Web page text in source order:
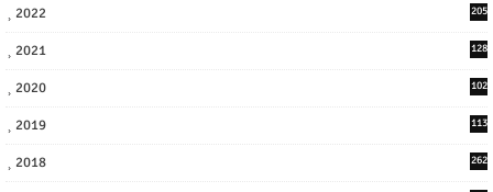
2022
205
2021
128
2020
102
2019
113
2018
262